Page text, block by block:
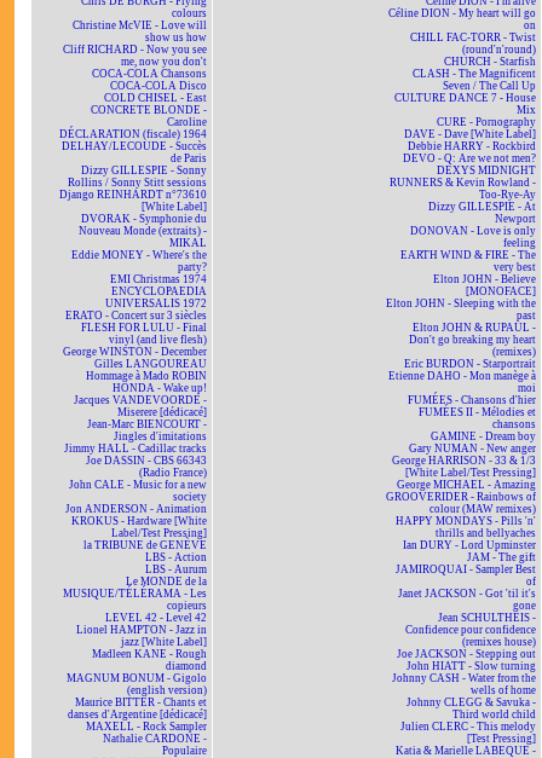
colours
Christine McVIE - Love will
show us how
Cliff RICHARD - Now you see
me, now you don't
COCA-COLA Chansons
COCA-COLA Disco
COLD CHISEL - East
CONCRETE BLONDE -
Caroline
DÉCLARATION (fiscale) 1964
DELHAY/LECOUDE - Succès
de Paris
Dizzy GILLESPIE - Sonny
Rollins / Sonny Stitt sessions
Django REINHARDT n°73610
[White Label]
DVORAK - Symphonie du
Nouveau Monde (extraits) -
MIKAL
Eddie MONEY - Where's the
party?
EMI Christmas 1974
ENCYCLOPAEDIA
UNIVERSALIS 1972
ERATO - Concert sur 3 siècles
FLESH FOR LULU - Final
vinyl (and live flesh)
George WINSTON - December
Gilles LANGOUREAU
Hommage à Mado ROBIN
HONDA - Wake up!
Jacques VANDEVOORDE -
Miserere [dédicacé]
Jean-Marc BIENCOURT -
Jingles d'imitations
Jimmy HALL - Cadillac tracks
Joe DASSIN - CBS 66343
(Radio France)
John CALE - Music for a new
society
Jon ANDERSON - Animation
KROKUS - Hardware [White
Label/Test Pressing]
la TRIBUNE de GENÈVE
LBS - Action
LBS - Aurum
Le MONDE de la
MUSIQUE/TÉLÉRAMA - Les
copieurs
LEVEL 42 - Level 42
Lionel HAMPTON - Jazz in
jazz [White Label]
Madleen KANE - Rough
diamond
MAGNUM BONUM - Gigolo
(english version)
Maurice BITTER - Chants et
danses d'Argentine [dédicacé]
MAXELL - Rock Sampler
Nathalie CARDONE -
Populaire
Céline DION - My heart will go
on
CHILL FAC-TORR - Twist
(round'n'round)
CHURCH - Starfish
CLASH - The Magnificent
Seven / The Call Up
CULTURE DANCE 7 - House
Mix
CURE - Pornography
DAVE - Dave [White Label]
Debbie HARRY - Rockbird
DEVO - Q: Are we not men?
DEXYS MIDNIGHT
RUNNERS & Kevin Rowland -
Too-Rye-Ay
Dizzy GILLESPIE - At
Newport
DONOVAN - Love is only
feeling
EARTH WIND & FIRE - The
very best
Elton JOHN - Believe
[MONOFACE]
Elton JOHN - Sleeping with the
past
Elton JOHN & RUPAUL -
Don't go breaking my heart
(remixes)
Eric BURDON - Starportrait
Etienne DAHO - Mon manège à
moi
FUMÉES - Chansons d'hier
FUMÉES II - Mélodies et
chansons
GAMINE - Dream boy
Gary NUMAN - New anger
George HARRISON - 33 & 1/3
[White Label/Test Pressing]
George MICHAEL - Amazing
GROOVERIDER - Rainbows of
colour (MAW remixes)
HAPPY MONDAYS - Pills 'n'
thrills and bellyaches
Ian DURY - Lord Upminster
JAM - The gift
JAMIROQUAI - Sampler Best
of
Janet JACKSON - Got 'til it's
gone
Jean SCHULTHEIS -
Confidence pour confidence
(remixes house)
Joe JACKSON - Stepping out
John HIATT - Slow turning
Johnny CASH - Water from the
wells of home
Johnny CLEGG & Savuka -
Third world child
Julien CLERC - This melody
[Test Pressing]
Katia & Marielle LABEQUE -